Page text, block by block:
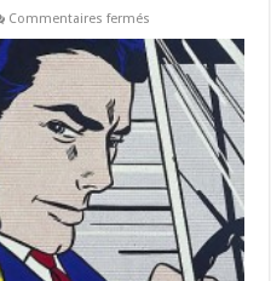
Commentaires fermés
Lichtenstein
à
Beaubourg